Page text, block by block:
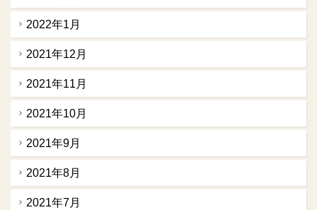
2022年1月
2021年12月
2021年11月
2021年10月
2021年9月
2021年8月
2021年7月